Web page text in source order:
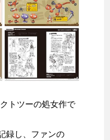
トツーの処女作で
録し、ファンの